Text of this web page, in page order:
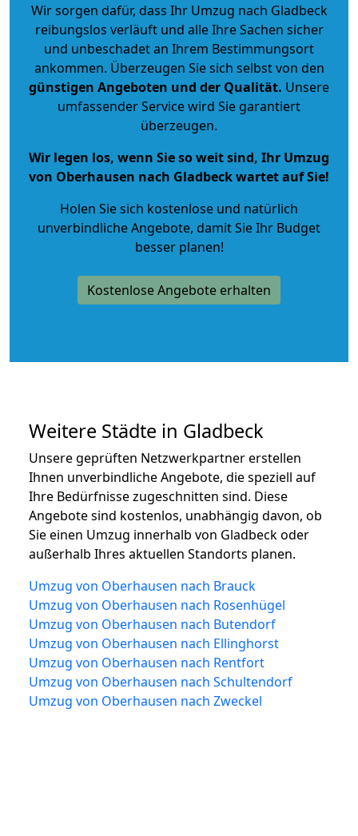
Wir sorgen dafür, dass Ihr Umzug nach Gladbeck
reibungslos verläuft und alle Ihre Sachen sicher
und unbeschadet an Ihrem Bestimmungsort
ankommen. Überzeugen Sie sich selbst von den
günstigen Angeboten und der Qualität. Unsere
umfassender Service wird Sie garantiert
überzeugen.
Wir legen los, wenn Sie so weit sind, Ihr Umzug
von Oberhausen nach Gladbeck wartet auf Sie!
Holen Sie sich kostenlose und natürlich
unverbindliche Angebote, damit Sie Ihr Budget
besser planen!
Kostenlose Angebote erhalten
Weitere Städte in Gladbeck
Unsere geprüften Netzwerkpartner erstellen
Ihnen unverbindliche Angebote, die speziell auf
Ihre Bedürfnisse zugeschnitten sind. Diese
Angebote sind kostenlos, unabhängig davon, ob
Sie einen Umzug innerhalb von Gladbeck oder
außerhalb Ihres aktuellen Standorts planen.
Umzug von Oberhausen nach Brauck
Umzug von Oberhausen nach Rosenhügel
Umzug von Oberhausen nach Butendorf
Umzug von Oberhausen nach Ellinghorst
Umzug von Oberhausen nach Rentfort
Umzug von Oberhausen nach Schultendorf
Umzug von Oberhausen nach Zweckel